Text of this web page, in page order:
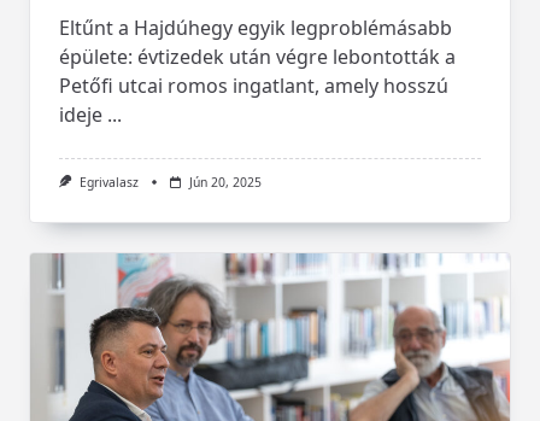
Eltűnt a Hajdúhegy egyik legproblémásabb
épülete: évtizedek után végre lebontották a
Petőfi utcai romos ingatlant, amely hosszú
ideje ...
Egrivalasz Jún 20, 2025